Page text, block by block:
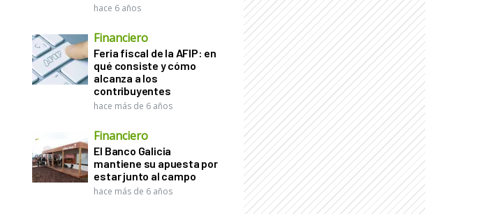
hace 6 años
Financiero
Feria fiscal de la AFIP: en
qué consiste y cómo
alcanza a los
contribuyentes
hace más de 6 años
Financiero
El Banco Galicia
mantiene su apuesta por
estar junto al campo
hace más de 6 años